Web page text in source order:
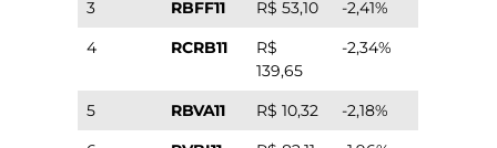
3
RBFF11 R$ 53,10
-2,41%
4
RCRB11
R$
139,65
-2,34%
5 RBVA11 R$ 10,32
-2,18%